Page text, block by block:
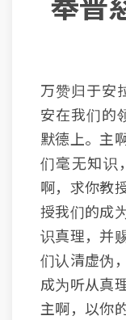
万赞归于安
安在我们的
默德上。主
们毫无知识
啊，求你教
授我们的成
识真理，并
们认清虚伪
成为听从真
主啊，以你